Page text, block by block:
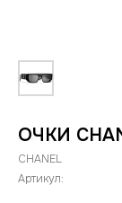
ОЧКИ
CHANEL
Артикул: